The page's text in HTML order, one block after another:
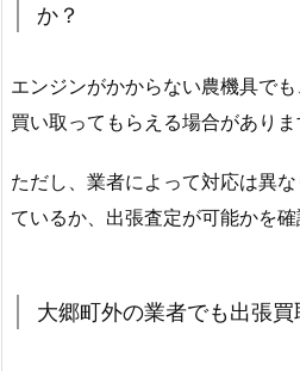
か？
エンジンがかからない農機具で
買い取ってもらえる場合がありま
ただし、業者によって対応は異
ているか、出張査定が可能かを確
大郷町外の業者でも出張買